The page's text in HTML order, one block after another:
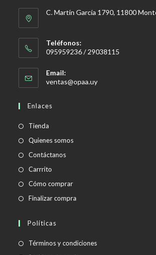
C. Martín García 1790, 11800
Teléfonos:
095959236 / 29038115
Email:
ventas@opaa.uySe
Enlaces
Tienda
Quienes somos
Contáctanos
Carrrito
Cómo comprar
Finalizar compra
Políticas
Términos y condicionesSe